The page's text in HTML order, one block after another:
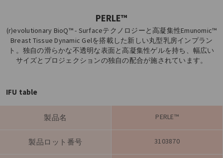
PERLE™
(r)evolutionary BioQ™ - Surfaceテクノロジーと高凝集性Emunomic™
Breast Tissue Dynamic Gelを搭載した新しい丸型乳房インプラン
ト。独自の滑らかな不透明な表面と高凝集性ゲルを持ち、幅広い
サイズとプロジェクションの独自の配合が施されています。
IFU table
製品名 PERLE™
製品ロット番号 3103870